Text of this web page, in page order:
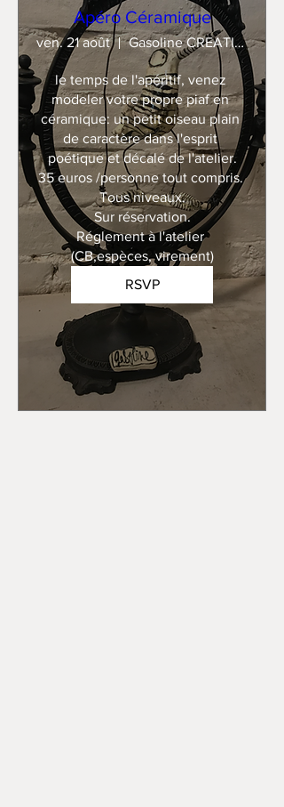
Apéro Céramique
ven. 21 août Gasoline CREATION
le temps de l'apéritif, venez
modeler votre propre piaf en
céramique: un petit oiseau plain
de caractère dans l'esprit
poétique et décalé de l'atelier.
35 euros /personne tout compris.
Tous niveaux.
Sur réservation.
Réglement à l'atelier
(CB,espèces, virement)
RSVP